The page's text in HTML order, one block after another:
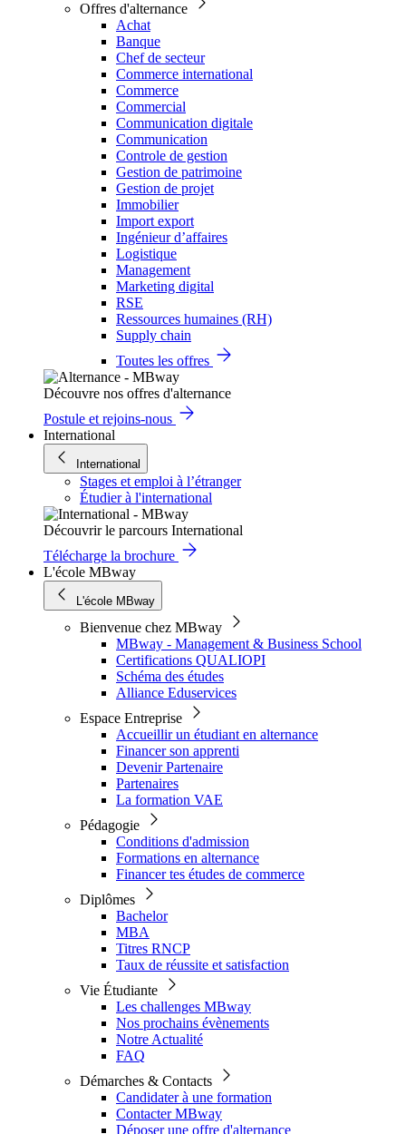
Offres d'alternance
Achat
Banque
Chef de secteur
Commerce international
Commerce
Commercial
Communication digitale
Communication
Controle de gestion
Gestion de patrimoine
Gestion de projet
Immobilier
Import export
Ingénieur d’affaires
Logistique
Management
Marketing digital
RSE
Ressources humaines (RH)
Supply chain
Toutes les offres
Découvre nos offres d'alternance
Postule et rejoins-nous
International
International
Stages et emploi à l’étranger
Étudier à l'international
Découvrir le parcours International
Télécharge la brochure
L'école MBway
L'école MBway
Bienvenue chez MBway
MBway - Management & Business School
Certifications QUALIOPI
Schéma des études
Alliance Eduservices
Espace Entreprise
Accueillir un étudiant en alternance
Financer son apprenti
Devenir Partenaire
Partenaires
La formation VAE
Pédagogie
Conditions d'admission
Formations en alternance
Financer tes études de commerce
Diplômes
Bachelor
MBA
Titres RNCP
Taux de réussite et satisfaction
Vie Étudiante
Les challenges MBway
Nos prochains évènements
Notre Actualité
FAQ
Démarches & Contacts
Candidater à une formation
Contacter MBway
Déposer une offre d'alternance